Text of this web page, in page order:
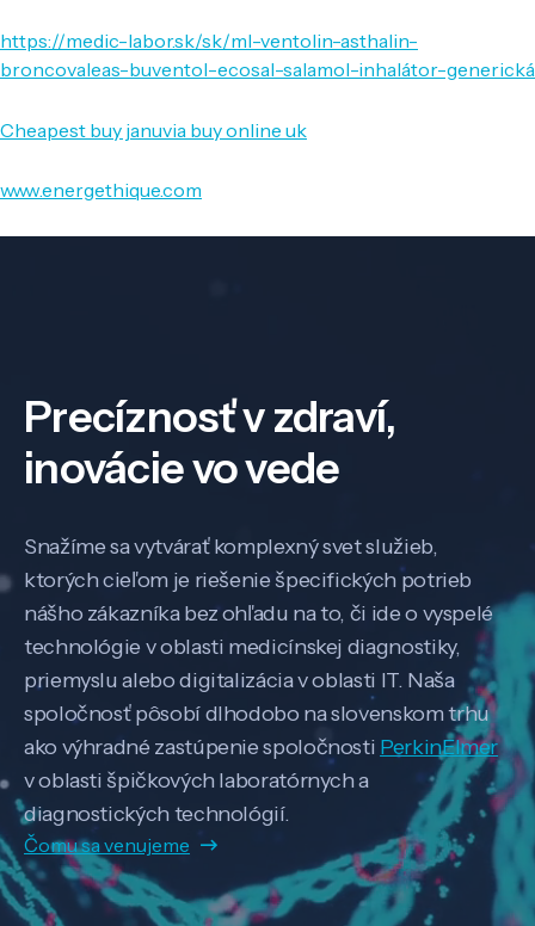
https://medic-labor.sk/sk/ml-ventolin-asthalin-
broncovaleas-buventol-ecosal-salamol-inhalátor-generická
Cheapest buy januvia buy online uk
www.energethique.com
Precíznosť v zdraví,
inovácie vo vede
Snažíme sa vytvárať komplexný svet služieb,
ktorých cieľom je riešenie špecifických potrieb
nášho zákazníka bez ohľadu na to, či ide o vyspelé
technológie v oblasti medicínskej diagnostiky,
priemyslu alebo digitalizácia v oblasti IT. Naša
spoločnosť pôsobí dlhodobo na slovenskom trhu
ako výhradné zastúpenie spoločnosti PerkinElmer
v oblasti špičkových laboratórnych a
diagnostických technológií.
Čomu sa venujeme